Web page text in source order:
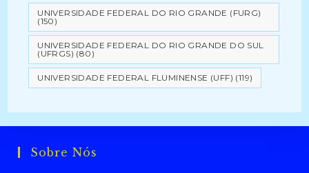
UNIVERSIDADE FEDERAL DO RIO GRANDE (FURG)
(150)
UNIVERSIDADE FEDERAL DO RIO GRANDE DO SUL
(UFRGS) (80)
UNIVERSIDADE FEDERAL FLUMINENSE (UFF) (119)
Sobre Nós